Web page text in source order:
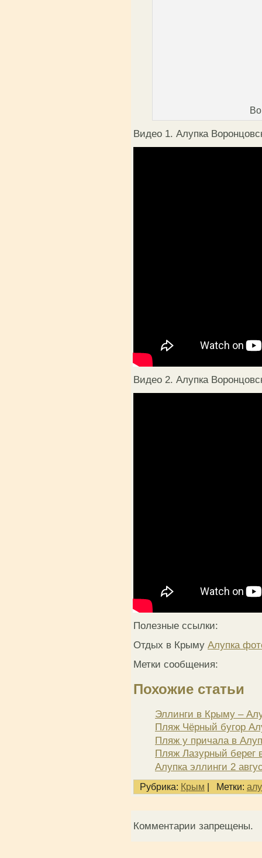
Видео 1. Алупка
Видео 2. Алупка
Полезные ссылки:
Отдых в Крыму Алупка
Метки сообщения:
Похожие статьи
Эллинги в Крыму –
Пляж Чёрный бугор
Пляж у причала в
Пляж Лазурный берег
Алупка эллинги 2
Рубрика: Крым | Метки:
Комментарии запрещены.